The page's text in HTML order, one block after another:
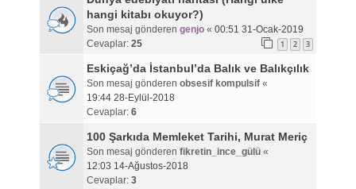
hangi kitabı okuyor?)
Son mesaj gönderen genjo« 00:51 31-Ocak-2019
Cevaplar: 25 1 2 3
Eskiçağ’da İstanbul’da Balık ve Balıkçılık
Son mesaj gönderen obsesif kompulsif«
19:44 28-Eylül-2018
Cevaplar: 6
100 Şarkıda Memleket Tarihi, Murat Meriç
Son mesaj gönderen fikretin_ince_gülü«
12:03 14-Ağustos-2018
Cevaplar: 3